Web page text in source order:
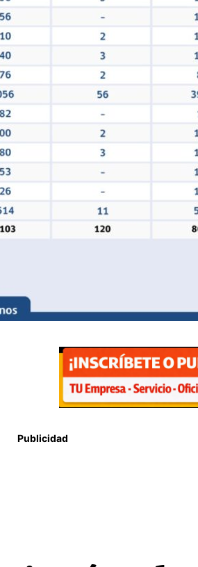
Publicidad